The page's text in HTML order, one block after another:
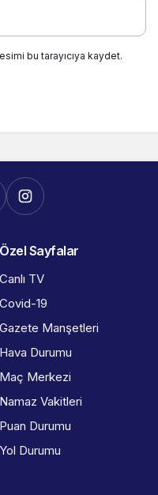
bu tarayıcıya kaydet.
Özel Sayfalar
Canlı TV
Covid-19
Gazete Manşetleri
Hava Durumu
Maç Merkezi
Namaz Vakitleri
Puan Durumu
Yol Durumu